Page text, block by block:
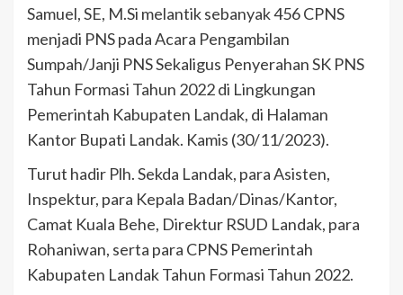
Samuel, SE, M.Si melantik sebanyak 456 CPNS
menjadi PNS pada Acara Pengambilan
Sumpah/Janji PNS Sekaligus Penyerahan SK PNS
Tahun Formasi Tahun 2022 di Lingkungan
Pemerintah Kabupaten Landak, di Halaman
Kantor Bupati Landak. Kamis (30/11/2023).
Turut hadir Plh. Sekda Landak, para Asisten,
Inspektur, para Kepala Badan/Dinas/Kantor,
Camat Kuala Behe, Direktur RSUD Landak, para
Rohaniwan, serta para CPNS Pemerintah
Kabupaten Landak Tahun Formasi Tahun 2022.